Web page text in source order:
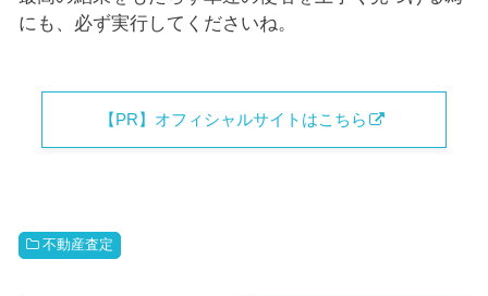
にも、必ず実行してくださいね。
【PR】オフィシャルサイトはこちら
不動産査定